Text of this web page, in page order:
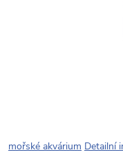
mořské akvárium Detailní